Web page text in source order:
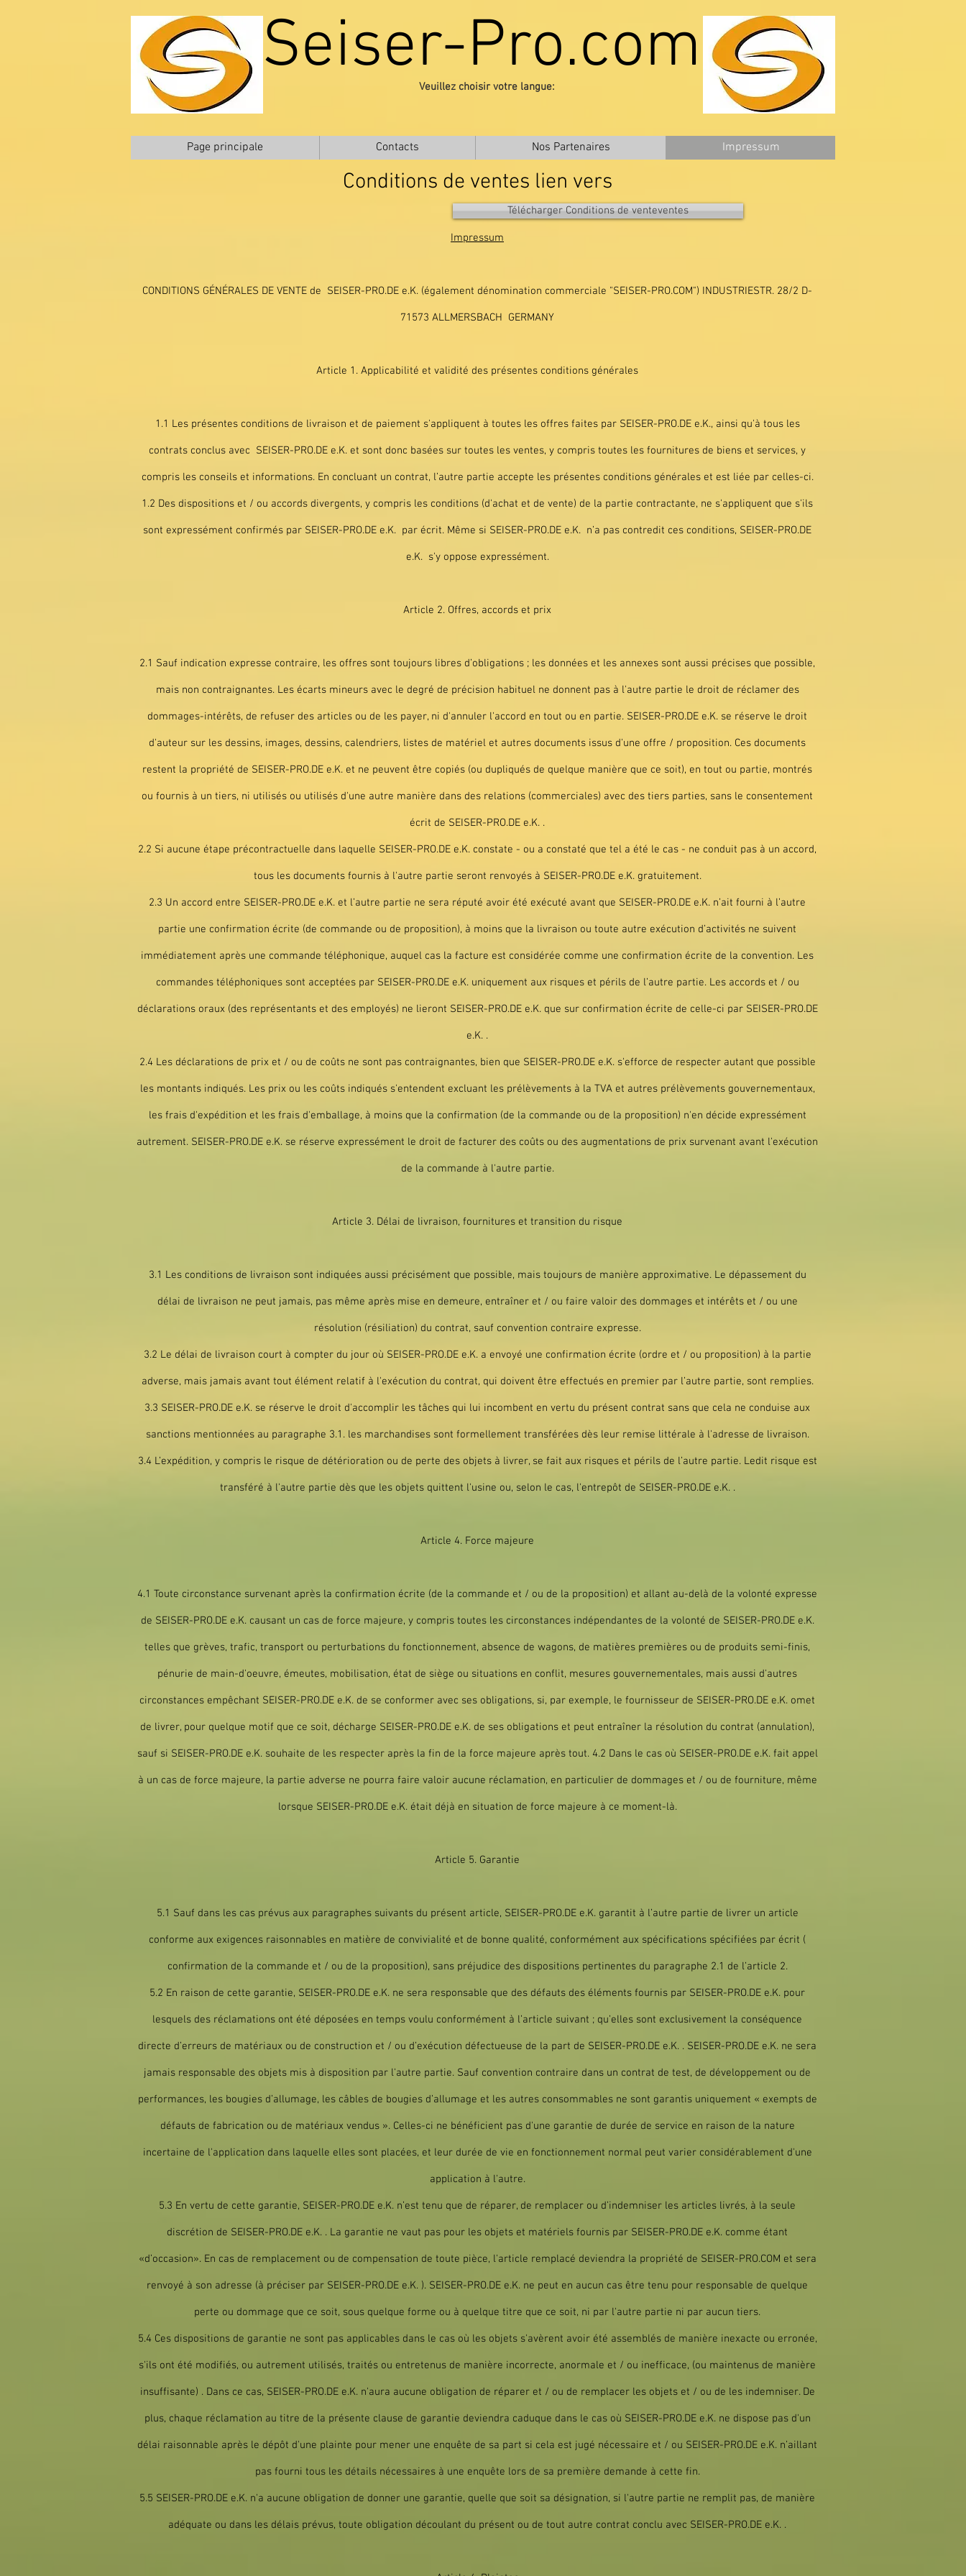
Seiser-Pro.com
Veuillez choisir votre langue:
Page principale Contacts Nos Partenaires Impressum
Conditions de ventes lien vers
Impressum
CONDITIONS GÉNÉRALES DE VENTE de SEISER-PRO.DE e.K. (également dénomination commerciale "SEISER-PRO.COM") INDUSTRIESTR. 28/2 D-
71573 ALLMERSBACH GERMANY
Article 1. Applicabilité et validité des présentes conditions générales
1.1 Les présentes conditions de livraison et de paiement s'appliquent à toutes les offres faites par SEISER-PRO.DE e.K., ainsi qu'à tous les
contrats conclus avec SEISER-PRO.DE e.K. et sont donc basées sur toutes les ventes, y compris toutes les fournitures de biens et services, y
compris les conseils et informations. En concluant un contrat, l’autre partie accepte les présentes conditions générales et est liée par celles-ci.
1.2 Des dispositions et / ou accords divergents, y compris les conditions (d'achat et de vente) de la partie contractante, ne s'appliquent que s'ils
sont expressément confirmés par SEISER-PRO.DE e.K. par écrit. Même si SEISER-PRO.DE e.K. n’a pas contredit ces conditions, SEISER-PRO.DE
e.K. s'y oppose expressément.
Article 2. Offres, accords et prix
2.1 Sauf indication expresse contraire, les offres sont toujours libres d’obligations ; les données et les annexes sont aussi précises que possible,
mais non contraignantes. Les écarts mineurs avec le degré de précision habituel ne donnent pas à l'autre partie le droit de réclamer des
dommages-intérêts, de refuser des articles ou de les payer, ni d'annuler l'accord en tout ou en partie. SEISER-PRO.DE e.K. se réserve le droit
d'auteur sur les dessins, images, dessins, calendriers, listes de matériel et autres documents issus d'une offre / proposition. Ces documents
restent la propriété de SEISER-PRO.DE e.K. et ne peuvent être copiés (ou dupliqués de quelque manière que ce soit), en tout ou partie, montrés
ou fournis à un tiers, ni utilisés ou utilisés d'une autre manière dans des relations (commerciales) avec des tiers parties, sans le consentement
écrit de SEISER-PRO.DE e.K. .
2.2 Si aucune étape précontractuelle dans laquelle SEISER-PRO.DE e.K. constate - ou a constaté que tel a été le cas - ne conduit pas à un accord,
tous les documents fournis à l'autre partie seront renvoyés à SEISER-PRO.DE e.K. gratuitement.
2.3 Un accord entre SEISER-PRO.DE e.K. et l’autre partie ne sera réputé avoir été exécuté avant que SEISER-PRO.DE e.K. n’ait fourni à l’autre
partie une confirmation écrite (de commande ou de proposition), à moins que la livraison ou toute autre exécution d’activités ne suivent
immédiatement après une commande téléphonique, auquel cas la facture est considérée comme une confirmation écrite de la convention. Les
commandes téléphoniques sont acceptées par SEISER-PRO.DE e.K. uniquement aux risques et périls de l’autre partie. Les accords et / ou
déclarations oraux (des représentants et des employés) ne lieront SEISER-PRO.DE e.K. que sur confirmation écrite de celle-ci par SEISER-PRO.DE
e.K. .
2.4 Les déclarations de prix et / ou de coûts ne sont pas contraignantes, bien que SEISER-PRO.DE e.K. s'efforce de respecter autant que possible
les montants indiqués. Les prix ou les coûts indiqués s'entendent excluant les prélèvements à la TVA et autres prélèvements gouvernementaux,
les frais d'expédition et les frais d'emballage, à moins que la confirmation (de la commande ou de la proposition) n'en décide expressément
autrement. SEISER-PRO.DE e.K. se réserve expressément le droit de facturer des coûts ou des augmentations de prix survenant avant l'exécution
de la commande à l'autre partie.
Article 3. Délai de livraison, fournitures et transition du risque
3.1 Les conditions de livraison sont indiquées aussi précisément que possible, mais toujours de manière approximative. Le dépassement du
délai de livraison ne peut jamais, pas même après mise en demeure, entraîner et / ou faire valoir des dommages et intérêts et / ou une
résolution (résiliation) du contrat, sauf convention contraire expresse.
3.2 Le délai de livraison court à compter du jour où SEISER-PRO.DE e.K. a envoyé une confirmation écrite (ordre et / ou proposition) à la partie
adverse, mais jamais avant tout élément relatif à l'exécution du contrat, qui doivent être effectués en premier par l’autre partie, sont remplies.
3.3 SEISER-PRO.DE e.K. se réserve le droit d'accomplir les tâches qui lui incombent en vertu du présent contrat sans que cela ne conduise aux
sanctions mentionnées au paragraphe 3.1. les marchandises sont formellement transférées dès leur remise littérale à l'adresse de livraison.
3.4 L’expédition, y compris le risque de détérioration ou de perte des objets à livrer, se fait aux risques et périls de l’autre partie. Ledit risque est
transféré à l'autre partie dès que les objets quittent l'usine ou, selon le cas, l'entrepôt de SEISER-PRO.DE e.K. .
Article 4. Force majeure
4.1 Toute circonstance survenant après la confirmation écrite (de la commande et / ou de la proposition) et allant au-delà de la volonté expresse
de SEISER-PRO.DE e.K. causant un cas de force majeure, y compris toutes les circonstances indépendantes de la volonté de SEISER-PRO.DE e.K.
telles que grèves, trafic, transport ou perturbations du fonctionnement, absence de wagons, de matières premières ou de produits semi-finis,
pénurie de main-d'oeuvre, émeutes, mobilisation, état de siège ou situations en conflit, mesures gouvernementales, mais aussi d'autres
circonstances empêchant SEISER-PRO.DE e.K. de se conformer avec ses obligations, si, par exemple, le fournisseur de SEISER-PRO.DE e.K. omet
de livrer, pour quelque motif que ce soit, décharge SEISER-PRO.DE e.K. de ses obligations et peut entraîner la résolution du contrat (annulation),
sauf si SEISER-PRO.DE e.K. souhaite de les respecter après la fin de la force majeure après tout. 4.2 Dans le cas où SEISER-PRO.DE e.K. fait appel
à un cas de force majeure, la partie adverse ne pourra faire valoir aucune réclamation, en particulier de dommages et / ou de fourniture, même
lorsque SEISER-PRO.DE e.K. était déjà en situation de force majeure à ce moment-là.
Article 5. Garantie
5.1 Sauf dans les cas prévus aux paragraphes suivants du présent article, SEISER-PRO.DE e.K. garantit à l’autre partie de livrer un article
conforme aux exigences raisonnables en matière de convivialité et de bonne qualité, conformément aux spécifications spécifiées par écrit (
confirmation de la commande et / ou de la proposition), sans préjudice des dispositions pertinentes du paragraphe 2.1 de l’article 2.
5.2 En raison de cette garantie, SEISER-PRO.DE e.K. ne sera responsable que des défauts des éléments fournis par SEISER-PRO.DE e.K. pour
lesquels des réclamations ont été déposées en temps voulu conformément à l’article suivant ; qu’elles sont exclusivement la conséquence
directe d’erreurs de matériaux ou de construction et / ou d’exécution défectueuse de la part de SEISER-PRO.DE e.K. . SEISER-PRO.DE e.K. ne sera
jamais responsable des objets mis à disposition par l'autre partie. Sauf convention contraire dans un contrat de test, de développement ou de
performances, les bougies d’allumage, les câbles de bougies d’allumage et les autres consommables ne sont garantis uniquement « exempts de
défauts de fabrication ou de matériaux vendus ». Celles-ci ne bénéficient pas d'une garantie de durée de service en raison de la nature
incertaine de l'application dans laquelle elles sont placées, et leur durée de vie en fonctionnement normal peut varier considérablement d'une
application à l'autre.
5.3 En vertu de cette garantie, SEISER-PRO.DE e.K. n’est tenu que de réparer, de remplacer ou d’indemniser les articles livrés, à la seule
discrétion de SEISER-PRO.DE e.K. . La garantie ne vaut pas pour les objets et matériels fournis par SEISER-PRO.DE e.K. comme étant
«d’occasion». En cas de remplacement ou de compensation de toute pièce, l'article remplacé deviendra la propriété de SEISER-PRO.COM et sera
renvoyé à son adresse (à préciser par SEISER-PRO.DE e.K. ). SEISER-PRO.DE e.K. ne peut en aucun cas être tenu pour responsable de quelque
perte ou dommage que ce soit, sous quelque forme ou à quelque titre que ce soit, ni par l'autre partie ni par aucun tiers.
5.4 Ces dispositions de garantie ne sont pas applicables dans le cas où les objets s'avèrent avoir été assemblés de manière inexacte ou erronée,
s'ils ont été modifiés, ou autrement utilisés, traités ou entretenus de manière incorrecte, anormale et / ou inefficace, (ou maintenus de manière
insuffisante) . Dans ce cas, SEISER-PRO.DE e.K. n'aura aucune obligation de réparer et / ou de remplacer les objets et / ou de les indemniser. De
plus, chaque réclamation au titre de la présente clause de garantie deviendra caduque dans le cas où SEISER-PRO.DE e.K. ne dispose pas d'un
délai raisonnable après le dépôt d'une plainte pour mener une enquête de sa part si cela est jugé nécessaire et / ou SEISER-PRO.DE e.K. n’aillant
pas fourni tous les détails nécessaires à une enquête lors de sa première demande à cette fin.
5.5 SEISER-PRO.DE e.K. n'a aucune obligation de donner une garantie, quelle que soit sa désignation, si l'autre partie ne remplit pas, de manière
adéquate ou dans les délais prévus, toute obligation découlant du présent ou de tout autre contrat conclu avec SEISER-PRO.DE e.K. .
Télécharger Conditions de venteventes